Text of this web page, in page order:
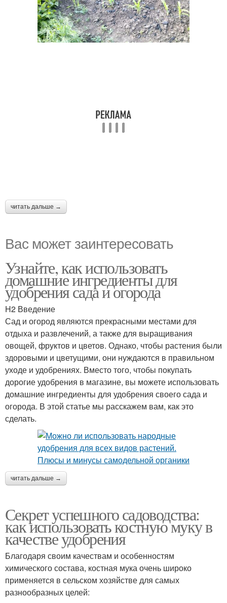
читать дальше →
Вас может заинтересовать
Узнайте, как использовать
домашние ингредиенты для
удобрения сада и огорода
H2 Введение
Сад и огород являются прекрасными местами для
отдыха и развлечений, а также для выращивания
овощей, фруктов и цветов. Однако, чтобы растения были
здоровыми и цветущими, они нуждаются в правильном
уходе и удобрениях. Вместо того, чтобы покупать
дорогие удобрения в магазине, вы можете использовать
домашние ингредиенты для удобрения своего сада и
огорода. В этой статье мы расскажем вам, как это
сделать.
читать дальше →
Секрет успешного садоводства:
как использовать костную муку в
качестве удобрения
Благодаря своим качествам и особенностям
химического состава, костная мука очень широко
применяется в сельском хозяйстве для самых
разнообразных целей: